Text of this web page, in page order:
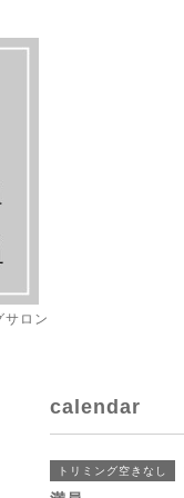
サロン
calendar
トリミング空きなし